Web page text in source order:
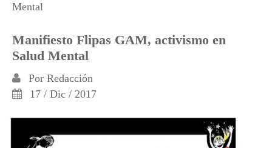
Mental
Manifiesto Flipas GAM, activismo en
Salud Mental
Por Redacción
17 / Dic / 2017